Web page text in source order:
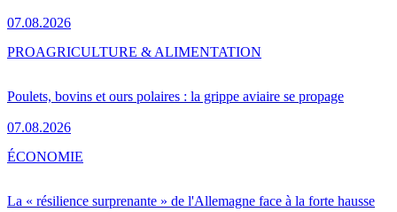
07.08.2026
Poulets, bovins et ours polaires : la grippe aviaire se propage
07.08.2026
PROAGRICULTURE & ALIMENTATION
La « résilience surprenante » de l'Allemagne face à la forte hausse
ÉCONOMIE